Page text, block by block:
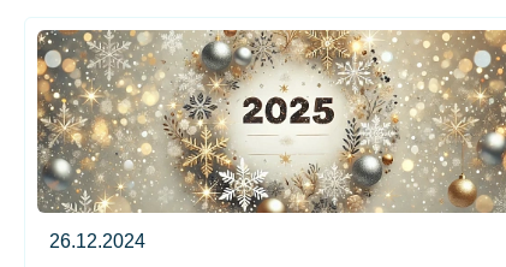
26.12.2024